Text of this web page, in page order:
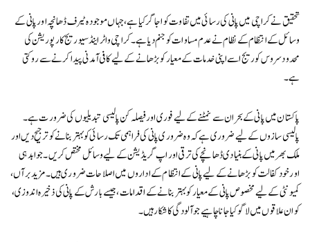
تحقیق نے کراچی میں پانی کی رسائی میں تفاوت کو اجاگر کیا ہے، جہاں موجودہ ٹیرف ڈھانچہ اور پانی کے
وسائل کے انتظام کے نظام نے عدم مساوات کو جنم دیا ہے۔ کراچی واٹر اینڈ سیوریج کارپوریشن کی
محدود سروس کوریج اسے اپنی خدمات کے معیار کو بڑھانے کے لیے کافی آمدنی پیدا کرنے سے روکتی
ہے۔
پاکستان میں پانی کے بحران سے نمٹنے کے لیے فوری اور فیصلہ کن پالیسی تبدیلیوں کی ضرورت ہے۔
پالیسی سازوں کے لیے ضروری ہے کہ وہ ضروری پانی کی فراہمی تک رسائی کو بہتر بنانے کو ترجیح دیں اور
ملک بھر میں پانی کے بنیادی ڈھانچے کی ترقی اور اپ گریڈیشن کے لیے وسائل مختص کریں۔ جوابدہی
اور خود کفالت کو بڑھانے کے لیے پانی کے انتظام کے اداروں میں اصلاحات ضروری ہیں۔ مزید برآں،
کمیونٹی کے لیے مخصوص پانی کے معیار کو بہتر بنانے کے اقدامات، جیسے بارش کے پانی کی ذخیرہ اندوزی،
کو ان علاقوں میں لاگو کیا جانا چاہیے جو آلودگی کا شکار ہیں۔